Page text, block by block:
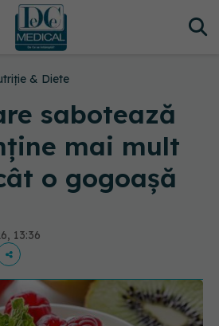
& Diete
sabotează
mai mult
o gogoașă
13:36